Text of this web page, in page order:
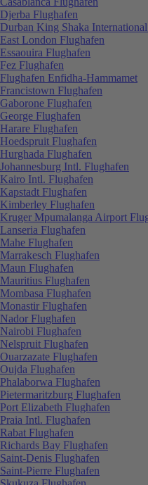
Djerba Flughafen
Durban King Shaka
East London Flughafen
Essaouira Flughafen
Fez Flughafen
Flughafen Enfidha-Hammamet
Francistown Flughafen
Gaborone Flughafen
George Flughafen
Harare Flughafen
Hoedspruit Flughafen
Hurghada Flughafen
Johannesburg Intl. Flughafen
Kairo Intl. Flughafen
Kapstadt Flughafen
Kimberley Flughafen
Kruger Mpumalanga Airport
Lanseria Flughafen
Mahe Flughafen
Marrakesch Flughafen
Maun Flughafen
Mauritius Flughafen
Mombasa Flughafen
Monastir Flughafen
Nador Flughafen
Nairobi Flughafen
Nelspruit Flughafen
Ouarzazate Flughafen
Oujda Flughafen
Phalaborwa Flughafen
Pietermaritzburg Flughafen
Port Elizabeth Flughafen
Praia Intl. Flughafen
Rabat Flughafen
Richards Bay Flughafen
Saint-Denis Flughafen
Saint-Pierre Flughafen